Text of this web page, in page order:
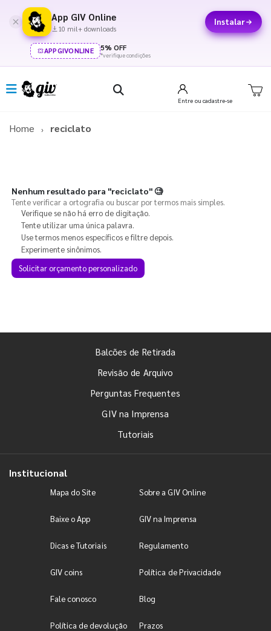
App GIV Online
10 mil+ downloads
Instalar
APPGIVONLINE 5% OFF
*verifique condições
Entre ou cadastre-se
Home reciclato
Nenhum resultado para "reciclato"🧐
Tente verificar a ortografia ou buscar por termos mais simples.
Verifique se não há erro de digitação.
Tente utilizar uma única palavra.
Use termos menos específicos e filtre depois.
Experimente sinônimos.
Solicitar orçamento personalizado
Balcões de Retirada
Revisão de Arquivo
Perguntas Frequentes
GIV na Imprensa
Tutoriais
Institucional
Mapa do Site Sobre a GIV Online
Baixe o App GIV na Imprensa
Dicas e Tutoriais Regulamento
GIV coins Política de Privacidade
Fale conosco Blog
Política de devolução Prazos